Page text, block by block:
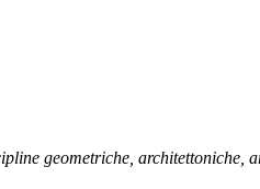
geometriche, architettoniche,